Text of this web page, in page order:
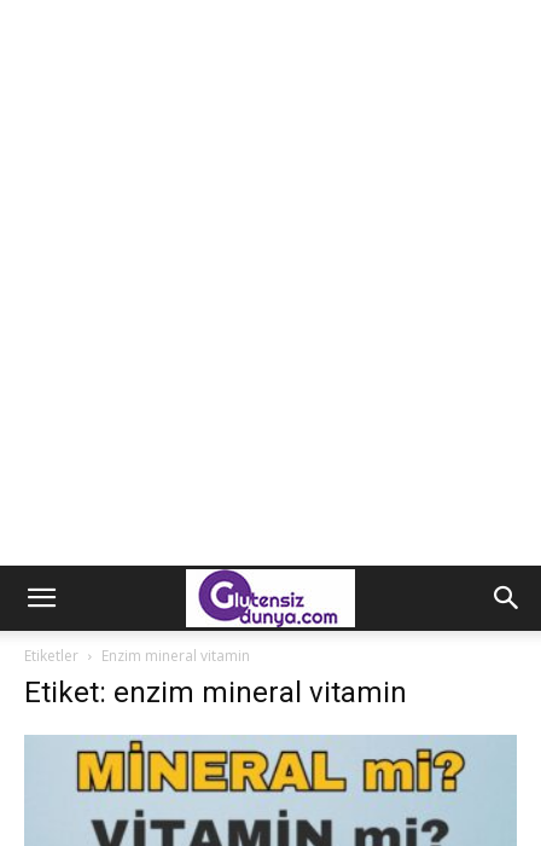
Etiketler Enzim mineral vitamin
Etiket: enzim mineral vitamin